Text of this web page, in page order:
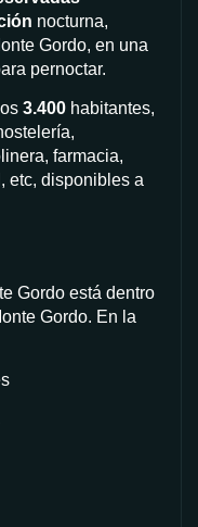
nocturna,
Gordo, en una
pernoctar.
3.400 habitantes,
farmacia,
etc, disponibles a
Gordo está dentro
Gordo. En la